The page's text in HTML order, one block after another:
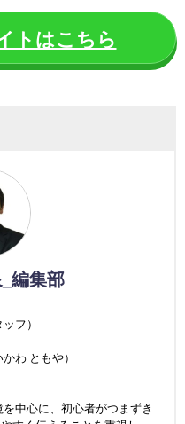
トはこちら
編集部
フ）
わ ともや）
中心に、初心者がつまずき